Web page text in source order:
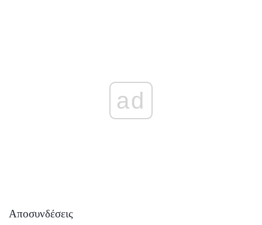
ad
Αποσυνδέσεις